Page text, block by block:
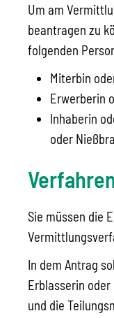
Um am
beantragen zu
folgenden
Miterbin
Erwerberin
Inhaberin
oder
Sie müssen die
In dem Antrag
Erblasserin
und die